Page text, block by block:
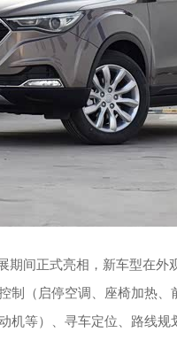
间正式亮相，新车型在外
制（启停空调、座椅加热
机等）、寻车定位、路线